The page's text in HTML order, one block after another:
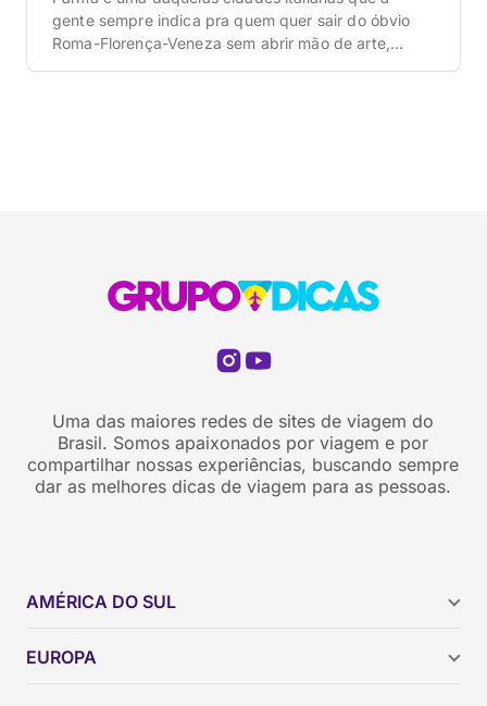
gente sempre indica pra quem quer sair do óbvio
Roma-Florença-Veneza sem abrir mão de arte,
Uma das maiores redes de sites de viagem do
Brasil. Somos apaixonados por viagem e por
compartilhar nossas experiências, buscando sempre
dar as melhores dicas de viagem para as pessoas.
AMÉRICA DO SUL
Brasil
EUROPA